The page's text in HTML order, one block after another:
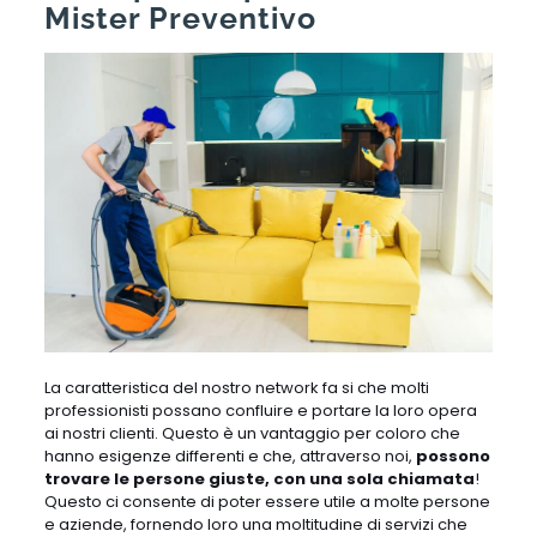
Mister Preventivo
La caratteristica del nostro network fa si che molti
professionisti possano confluire e portare la loro opera
ai nostri clienti. Questo è un vantaggio per coloro che
hanno esigenze differenti e che, attraverso noi, possono
trovare le persone giuste, con una sola chiamata!
Questo ci consente di poter essere utile a molte persone
e aziende, fornendo loro una moltitudine di servizi che